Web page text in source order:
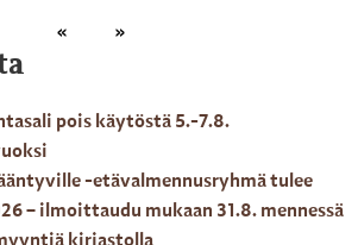
pois käytöstä 5.-7.8.
-etävalmennusryhmä tulee
– ilmoittaudu mukaan 31.8. mennessä